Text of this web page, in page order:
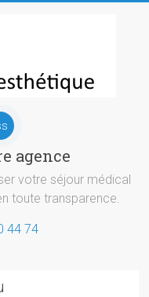
agence
votre séjour médical
toute transparence.
44 74